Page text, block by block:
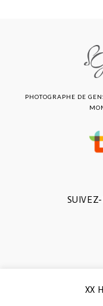
PHOTOGRAPHE DE
XX